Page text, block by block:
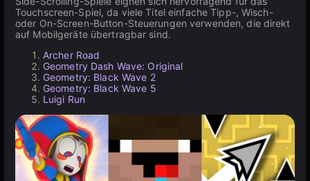
Touchscreen-Spiel, da viele Titel einfache Tipp-, Wisch-
oder On-Screen-Button-Steuerungen verwenden, die direkt
auf Mobilgeräte übertragbar sind.
Archer Road
Geometry Dash Wave: Original
Geometry: Black Wave 2
Geometry: Black Wave 5
Luigi Run